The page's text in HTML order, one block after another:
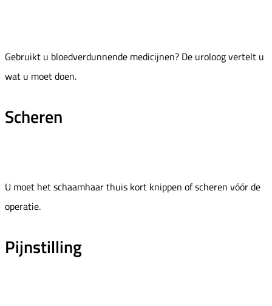
Gebruikt u bloedverdunnende medicijnen? De uroloog vertelt u
wat u moet doen.
Scheren
U moet het schaamhaar thuis kort knippen of scheren vóór de
operatie.
Pijnstilling